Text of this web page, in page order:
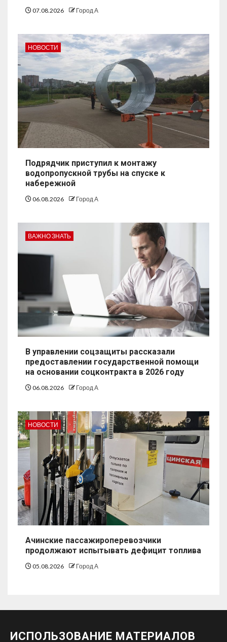
07.08.2026 Город А
НОВОСТИ
Подрядчик приступил к монтажу
водопропускной трубы на спуске к
набережной
06.08.2026 Город А
ВАЖНО ЗНАТЬ
В управлении соцзащиты рассказали
предоставлении государственной помощи
на основании соцконтракта в 2026 году
06.08.2026 Город А
НОВОСТИ
Ачинские пассажироперевозчики
продолжают испытывать дефицит топлива
05.08.2026 Город А
ИСПОЛЬЗОВАНИЕ МАТЕРИАЛОВ